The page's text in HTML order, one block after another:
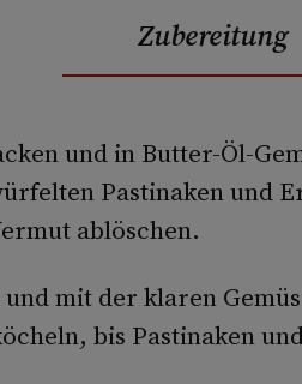
Zubereitung
und in Butter-Öl-
Pastinaken und
ablöschen.
mit der klaren
bis Pastinaken